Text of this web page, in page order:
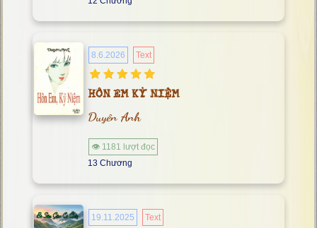
8.6.2026 Text
HÔN EM KỶ NIỆM
Duyên Anh
👁 1181 lượt đọc
13 Chương
19.11.2025 Text